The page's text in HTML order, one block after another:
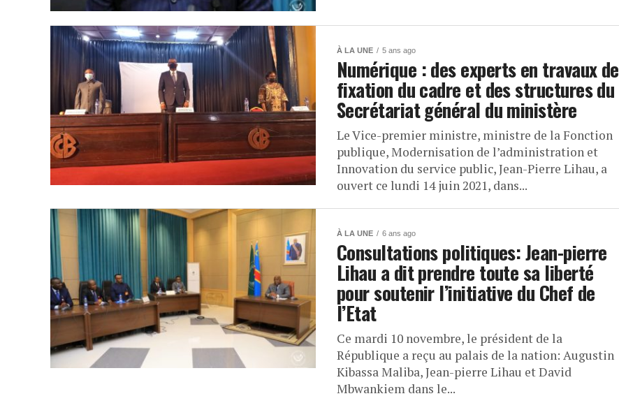
À LA UNE 5 ans ago
Numérique : des experts en travaux de
fixation du cadre et des structures du
Secrétariat général du ministère
Le Vice-premier ministre, ministre de la Fonction
publique, Modernisation de l’administration et
Innovation du service public, Jean-Pierre Lihau, a
ouvert ce lundi 14 juin 2021, dans...
À LA UNE 6 ans ago
Consultations politiques: Jean-pierre
Lihau a dit prendre toute sa liberté
pour soutenir l’initiative du Chef de
l’Etat
Ce mardi 10 novembre, le président de la
République a reçu au palais de la nation: Augustin
Kibassa Maliba, Jean-pierre Lihau et David
Mbwankiem dans le...